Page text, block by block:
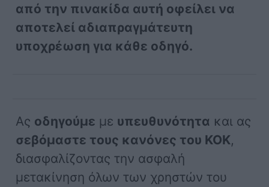
από την πινακίδα αυτή οφείλει να
αποτελεί αδιαπραγμάτευτη
υποχρέωση για κάθε οδηγό.
Ας οδηγούμε με υπευθυνότητα και ας
σεβόμαστε τους κανόνες του ΚΟΚ,
διασφαλίζοντας την ασφαλή
μετακίνηση όλων των χρηστών του